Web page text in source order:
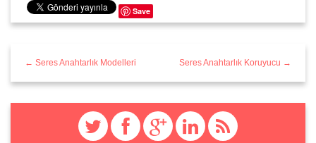
Save
← Seres Anahtarlık Modelleri Seres Anahtarlık Koruyucu →